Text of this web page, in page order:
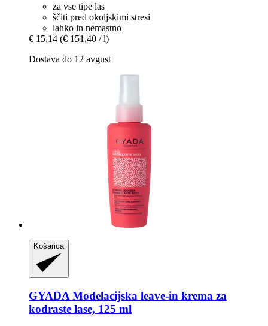
za vse tipe las
ščiti pred okoljskimi stresi
lahko in nemastno
€ 15,14 (€ 151,40 / l)
Dostava do 12 avgust
Košarica
GYADA Modelacijska leave-​in krema za
kodraste lase, 125 ml